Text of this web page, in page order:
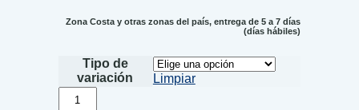
Zona Costa y otras zonas del país, entrega de 5 a 7 días
(días hábiles)
Tipo de
variación
Limpiar
Fahrenheit
451